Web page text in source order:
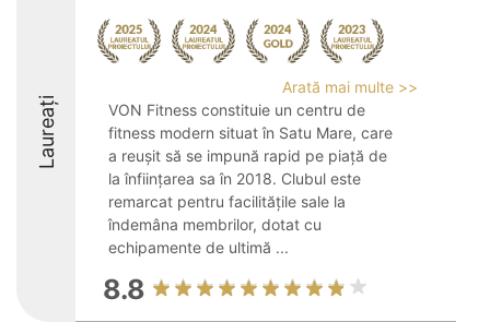
Laureați
Arată mai multe >>
VON Fitness constituie un centru de
fitness modern situat în Satu Mare, care
a reușit să se impună rapid pe piață de
la înființarea sa în 2018. Clubul este
remarcat pentru facilitățile sale la
îndemâna membrilor, dotat cu
echipamente de ultimă ...
8.8